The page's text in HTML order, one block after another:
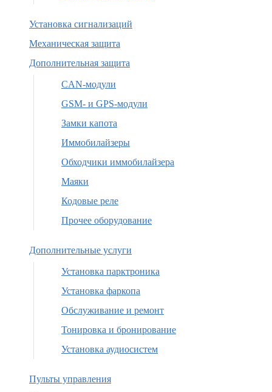
Установка сигнализаций
Механическая защита
Дополнительная защита
CAN-модули
GSM- и GPS-модули
Замки капота
Иммобилайзеры
Обходчики иммобилайзера
Маяки
Кодовые реле
Прочее оборудование
Дополнительные услуги
Установка парктроника
Установка фаркопа
Обслуживание и ремонт
Тонировка и бронирование
Установка аудиосистем
Пульты управления